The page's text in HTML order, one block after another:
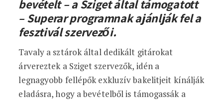
bevételt – a Sziget által támogatott
– Superar programnak ajánlják fel a
fesztivál szervezői.
Tavaly a sztárok által dedikált gitárokat
árvereztek a Sziget szervezők, idén a
legnagyobb fellépők exkluzív bakelitjeit kínálják
eladásra, hogy a bevételből is támogassák a